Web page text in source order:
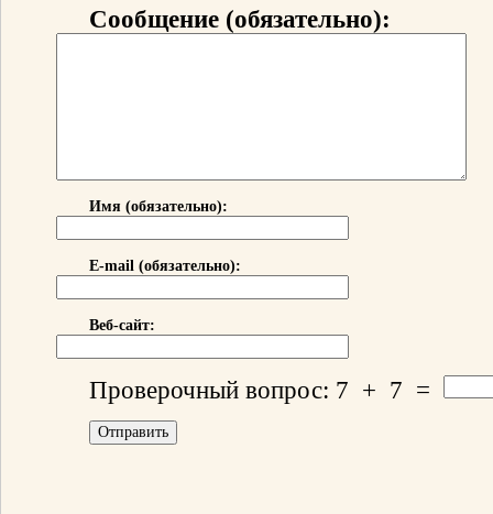
Сообщение (обязательно):
Имя (обязательно):
E-mail (обязательно):
Веб-сайт:
Проверочный вопрос: 7 + 7 =